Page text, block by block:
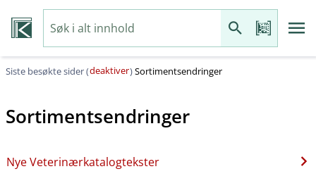
Siste besøkte sider (deaktiver)Sortimentsendringer
Sortimentsendringer
Nye Veterinærkatalogtekster